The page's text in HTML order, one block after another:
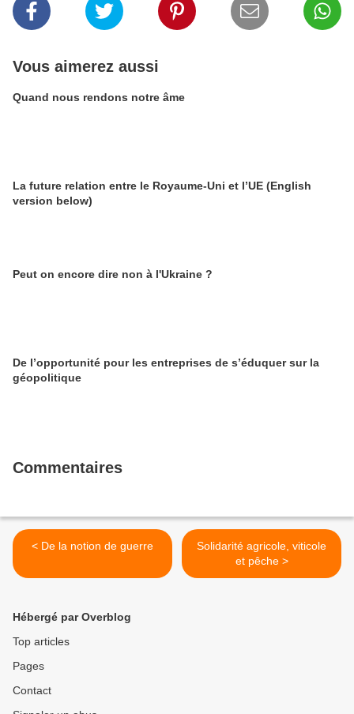
Vous aimerez aussi
Quand nous rendons notre âme
La future relation entre le Royaume-Uni et l’UE (English
version below)
Peut on encore dire non à l'Ukraine ?
De l’opportunité pour les entreprises de s’éduquer sur la
géopolitique
Commentaires
< De la notion de guerre
Solidarité agricole, viticole
et pêche >
Hébergé par Overblog
Top articles
Pages
Contact